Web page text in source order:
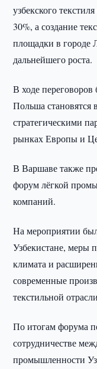
узбекского
30%, а создание
площадки в городе
дальнейшего роста.
В ходе
Польша
стратегическими
рынках Европы и
В Варшаве также
форум лёгкой
компаний.
На мероприятии
Узбекистане, меры
климата и
современные
текстильной
По итогам форума
сотрудничестве
промышленности